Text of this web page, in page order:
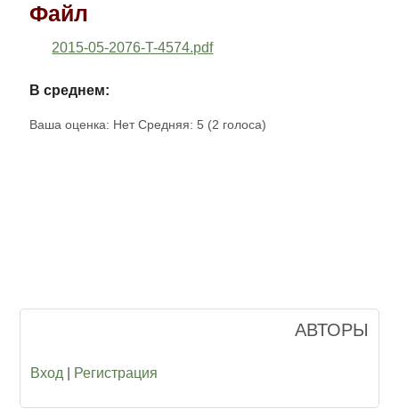
Файл
2015-05-2076-T-4574.pdf
В среднем:
Ваша оценка: Нет Средняя:5 (2 голоса)
АВТОРЫ
Вход Регистрация